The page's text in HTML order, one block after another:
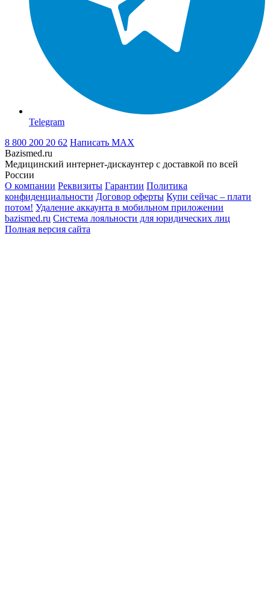
Telegram
8 800 200 20 62 Написать MAX
Bazismed.ru
Медицинский интернет-дискаунтер с доставкой по всей
России
О компании Реквизиты Гарантии Политика
конфиденциальности Договор оферты Купи сейчас – плати
потом! Удаление аккаунта в мобильном приложении
bazismed.ru Система лояльности для юридических лиц
Полная версия сайта